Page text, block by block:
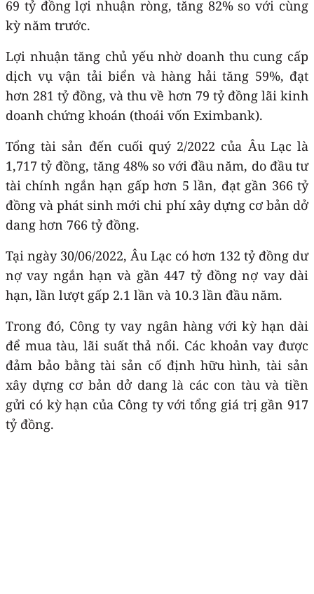
69 tỷ đồng lợi nhuận ròng, tăng 82% so với cùng
kỳ năm trước.
Lợi nhuận tăng chủ yếu nhờ doanh thu cung cấp
dịch vụ vận tải biển và hàng hải tăng 59%, đạt
hơn 281 tỷ đồng, và thu về hơn 79 tỷ đồng lãi kinh
doanh chứng khoán (thoái vốn Eximbank).
Tổng tài sản đến cuối quý 2/2022 của Âu Lạc là
1,717 tỷ đồng, tăng 48% so với đầu năm, do đầu tư
tài chính ngắn hạn gấp hơn 5 lần, đạt gần 366 tỷ
đồng và phát sinh mới chi phí xây dựng cơ bản dở
dang hơn 766 tỷ đồng.
Tại ngày 30/06/2022, Âu Lạc có hơn 132 tỷ đồng dư
nợ vay ngắn hạn và gần 447 tỷ đồng nợ vay dài
hạn, lần lượt gấp 2.1 lần và 10.3 lần đầu năm.
Trong đó, Công ty vay ngân hàng với kỳ hạn dài
để mua tàu, lãi suất thả nổi. Các khoản vay được
đảm bảo bằng tài sản cố định hữu hình, tài sản
xây dựng cơ bản dở dang là các con tàu và tiền
gửi có kỳ hạn của Công ty với tổng giá trị gần 917
tỷ đồng.